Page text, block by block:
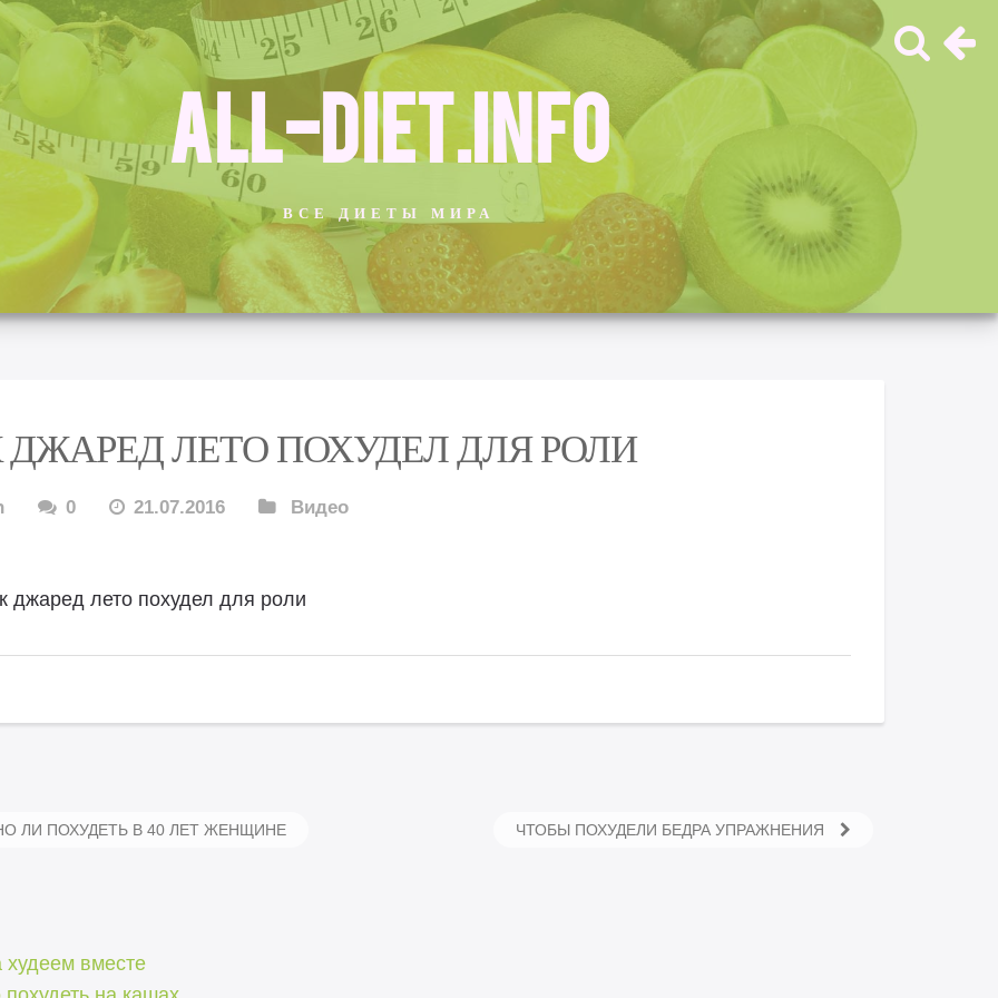
ALL-DIET.INFO
ВСЕ ДИЕТЫ МИРА
ЛЕТО ПОХУДЕЛ ДЛЯ РОЛИ
0 21.07.2016 Видео
джаред лето похудел для роли
ЛИ ПОХУДЕТЬ В 40 ЛЕТ ЖЕНЩИНЕ ЧТОБЫ ПОХУДЕЛИ БЕДРА УПРАЖНЕНИЯ
худеем вместе